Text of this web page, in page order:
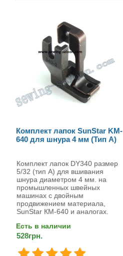
Комплект лапок SunStar KM-
640 для шнура 4 мм (Тип A)
Комплект лапок DY340 размер
5/32 (тип A) для вшивания
шнура диаметром 4 мм. на
промышленных швейных
машинах с двойным
продвижением материала,
SunStar КМ-640 и аналогах.
Есть в наличии
528грн.